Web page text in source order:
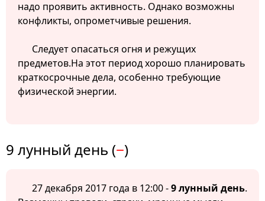
надо проявить активность. Однако возможны
конфликты, опрометчивые решения.
Следует опасаться огня и режущих
предметов.На этот период хорошо планировать
краткосрочные дела, особенно требующие
физической энергии.
9 лунный день (−)
27 декабря 2017 года в 12:00 -9 лунный день.